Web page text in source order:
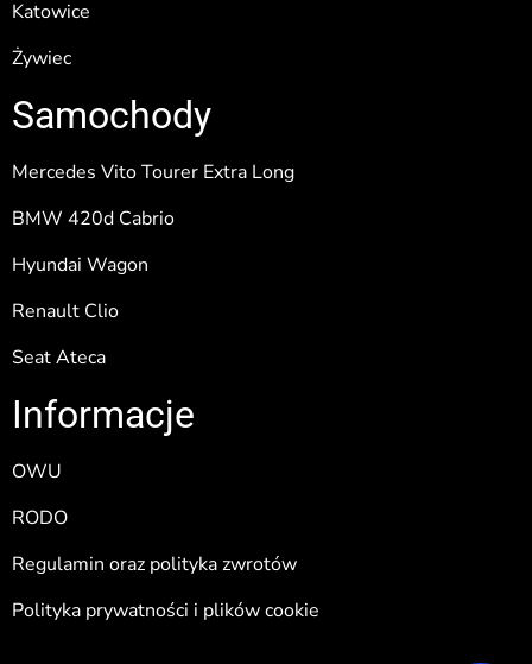
Katowice
Żywiec
Samochody
Mercedes Vito Tourer Extra Long
BMW 420d Cabrio
Hyundai Wagon
Renault Clio
Seat Ateca
Informacje
OWU
RODO
Regulamin oraz polityka zwrotów
Polityka prywatności i plików cookie